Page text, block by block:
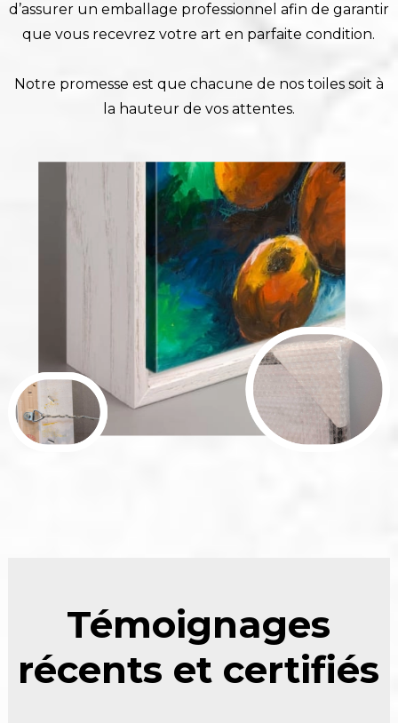
d’assurer un emballage professionnel afin de garantir
que vous recevrez votre art en parfaite condition.
Notre promesse est que chacune de nos toiles soit à
la hauteur de vos attentes.
Témoignages
récents et certifiés